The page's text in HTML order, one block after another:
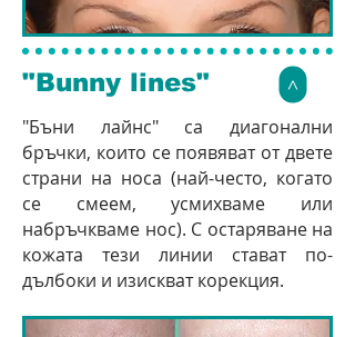
"Bunny lines" >
"Бъни лайнс" са диагонални
бръчки, които се появяват от двете
страни на носа (най-често, когато
се смеем, усмихваме или
набръчкваме нос). С остаряване на
кожата тези линии стават по-
дълбоки и изискват корекция.